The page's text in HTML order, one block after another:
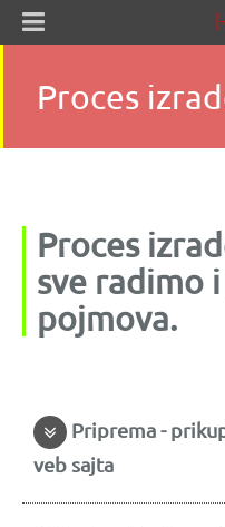
Proces
Proces
sve radimo
pojmova.
Priprema -
veb sajta